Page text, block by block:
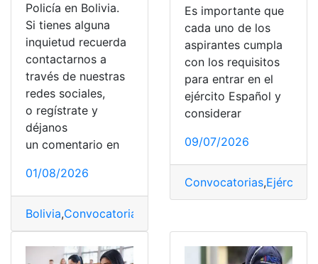
Policía en Bolivia.
Si tienes alguna
inquietud recuerda
contactarnos a
través de nuestras
redes sociales,
o regístrate y
déjanos
un comentario en
01/08/2026
Bolivia,Convocatorias
Es importante que
cada uno de los
aspirantes cumpla
con los requisitos
para entrar en el
ejército Español y
considerar
09/07/2026
Convocatorias,Ejército